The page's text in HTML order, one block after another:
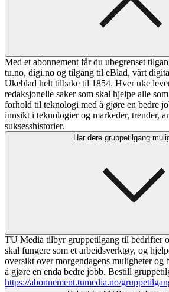
Med et abonnement får du ubegrenset
tu.no, digi.no og tilgang til eBlad, vårt
Ukeblad helt tilbake til 1854. Hver uke
redaksjonelle saker som skal hjelpe alle
forhold til teknologi med å gjøre en bedre
innsikt i teknologier og markeder, trender,
suksesshistorier.
Har dere gruppetilgang
TU Media tilbyr gruppetilgang til bedrifter
skal fungere som et arbeidsverktøy, og
oversikt over morgendagens muligheter og
å gjøre en enda bedre jobb. Bestill
https://abonnement.tumedia.no/